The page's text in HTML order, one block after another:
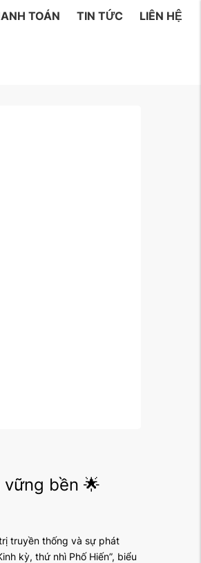
TOÁN TIN TỨC LIÊN HỆ
bền 🌟
truyền thống và sự phát
kỳ, thứ nhì Phố Hiến”, biểu